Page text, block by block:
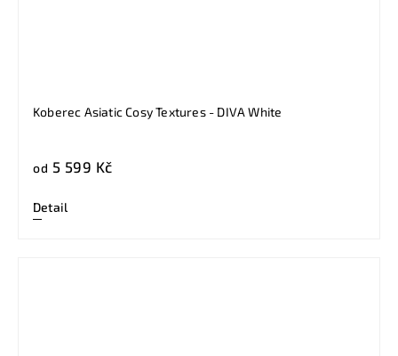
Koberec Asiatic Cosy Textures - DIVA White
od 5 599 Kč
Detail